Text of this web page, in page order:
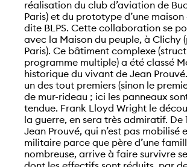
réalisation du club d’aviation de
Paris) et du prototype d’une maison
dite BLPS. Cette collaboration se
avec la Maison du peuple, à Clichy
Paris). Ce bâtiment complexe
programme multiple) a été classé
historique du vivant de Jean
un des tout premiers (sinon le
de mur-rideau ; ici les panneaux
tendue. Frank Lloyd Wright le
la guerre, en sera très admiratif. De
Jean Prouvé, qui n’est pas mobilisé
militaire parce que père d’une
nombreuse, arrive à faire survivre